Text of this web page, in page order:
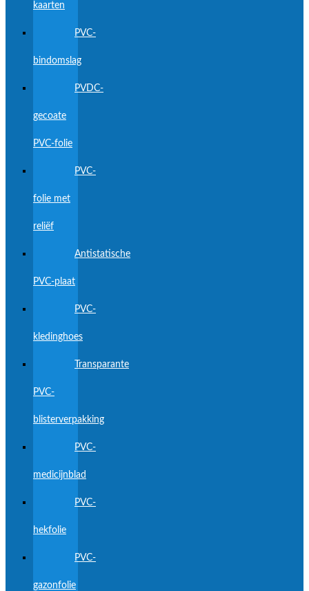
kaarten
PVC-
bindomslag
PVDC-
gecoate
PVC-folie
PVC-
folie met
reliëf
Antistatische
PVC-plaat
PVC-
kledinghoes
Transparante
PVC-
blisterverpakking
PVC-
medicijnblad
PVC-
hekfolie
PVC-
gazonfolie